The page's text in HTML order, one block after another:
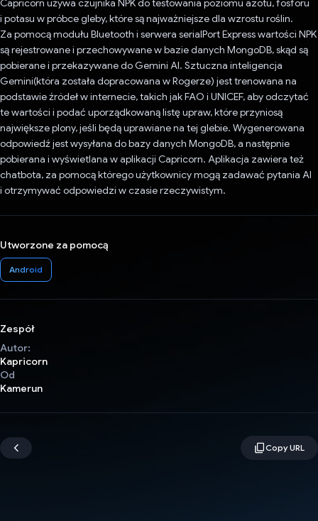
Capricorn używa czujnika NPK do testowania poziomu azotu, fosforu
i potasu w próbce gleby, które są najważniejsze dla wzrostu roślin.
Za pomocą modułu Bluetooth i serwera serialPort Express wartości NPK
są rejestrowane i przechowywane w bazie danych MongoDB, skąd są
pobierane i przekazywane do Gemini AI. Sztuczna inteligencja
Gemini(która została dopracowana w Rogerze) jest trenowana na
podstawie źródeł w internecie, takich jak FAO i UNICEF, aby odczytać
te wartości i podać uporządkowaną listę upraw, które przyniosą
największe plony, jeśli będą uprawiane na tej glebie. Wygenerowana
odpowiedź jest wysyłana do bazy danych MongoDB, a następnie
pobierana i wyświetlana w aplikacji Capricorn. Aplikacja zawiera też
chatbota, za pomocą którego użytkownicy mogą zadawać pytania AI
i otrzymywać odpowiedzi w czasie rzeczywistym.
Utworzone za pomocą
Android
Zespół
Autor:
Kapricorn
Od
Kamerun